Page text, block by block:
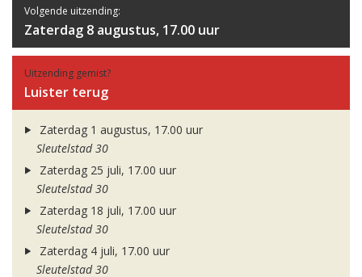
Volgende uitzending:
Zaterdag 8 augustus, 17.00 uur
Uitzending gemist?
Luister terug
Zaterdag 1 augustus, 17.00 uur
Sleutelstad 30
Zaterdag 25 juli, 17.00 uur
Sleutelstad 30
Zaterdag 18 juli, 17.00 uur
Sleutelstad 30
Zaterdag 4 juli, 17.00 uur
Sleutelstad 30